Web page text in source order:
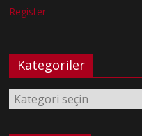
Register
Kategoriler
Kategoriler